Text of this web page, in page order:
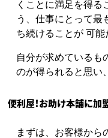
くことに満足を得る
う、仕事にとって最
ち続けることが 可能
自分が求めているも
のが得られると思い
便利屋！お助け本舗に加
まずは、お客様から